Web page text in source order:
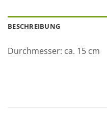
BESCHREIBUNG
Durchmesser: ca. 15 cm